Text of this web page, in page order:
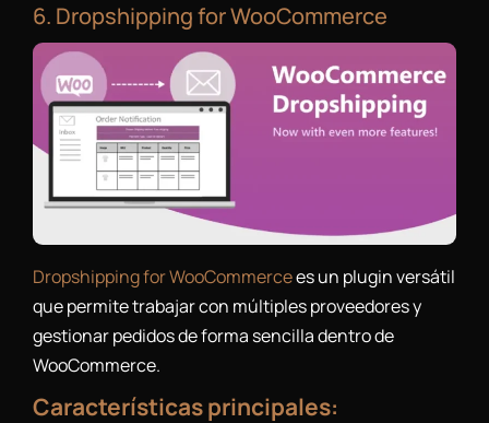
6. Dropshipping for WooCommerce
Dropshipping for WooCommercees un plugin versátil
que permite trabajar con múltiples proveedores y
gestionar pedidos de forma sencilla dentro de
WooCommerce.
Características principales: